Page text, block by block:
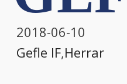
2018-06-10
Gefle IF,Herrar